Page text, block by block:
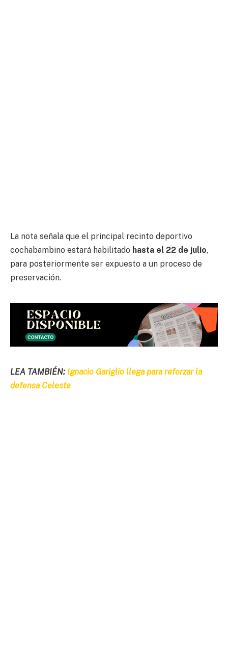
La nota señala que el principal recinto deportivo
cochabambino estará habilitado hasta el 22 de julio,
para posteriormente ser expuesto a un proceso de
preservación.
LEA TAMBIÉN: Ignacio Gariglio llega para reforzar la
defensa Celeste